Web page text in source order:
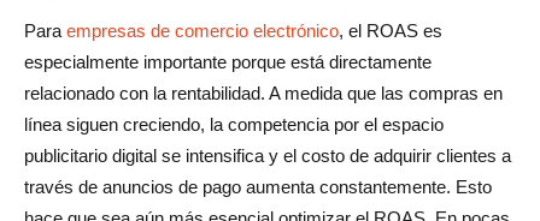
Para empresas de comercio electrónico, el ROAS es
especialmente importante porque está directamente
relacionado con la rentabilidad. A medida que las compras en
línea siguen creciendo, la competencia por el espacio
publicitario digital se intensifica y el costo de adquirir clientes a
través de anuncios de pago aumenta constantemente. Esto